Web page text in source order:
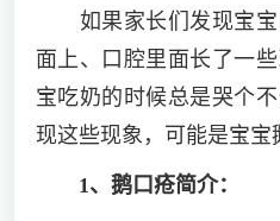
如果家长们发现宝宝
面上、口腔里面长了一
宝吃奶的时候总是哭个
现这些现象，可能是宝宝
1、鹅口疮简介：